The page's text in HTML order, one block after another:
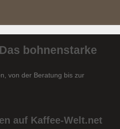
bohnenstarke
von der Beratung bis zur
auf Kaffee-Welt.net